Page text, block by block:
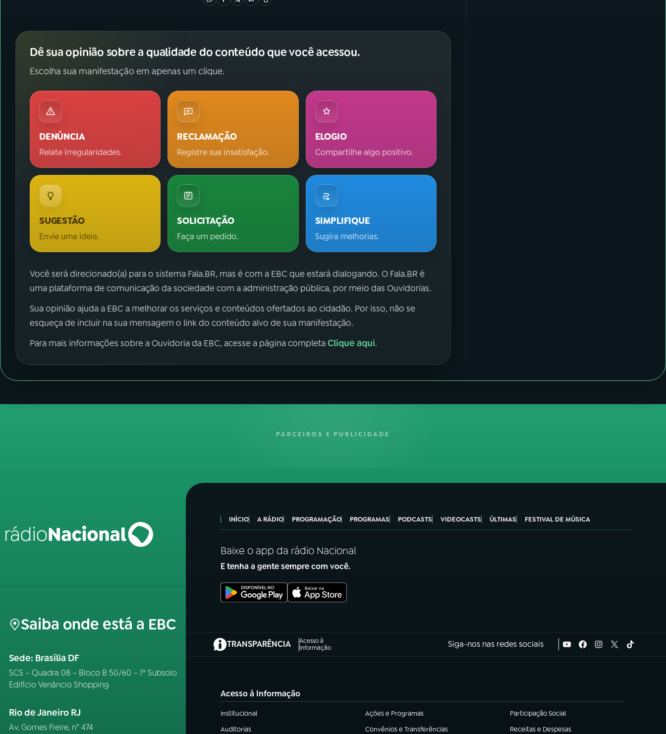
Dê sua opinião sobre a qualidade do conteúdo que você acessou.
Escolha sua manifestação em apenas um clique.
DENÚNCIA
Relate irregularidades.
RECLAMAÇÃO
Registre sua insatisfação.
ELOGIO
Compartilhe algo positivo.
SUGESTÃO
Envie uma ideia.
SOLICITAÇÃO
Faça um pedido.
SIMPLIFIQUE
Sugira melhorias.
Você será direcionado(a) para o sistema Fala.BR, mas é com a EBC que estará dialogando. O Fala.BR é
uma plataforma de comunicação da sociedade com a administração pública, por meio das Ouvidorias.
Sua opinião ajuda a EBC a melhorar os serviços e conteúdos ofertados ao cidadão. Por isso, não se
esqueça de incluir na sua mensagem o link do conteúdo alvo de sua manifestação.
Para mais informações sobre a Ouvidoria da EBC, acesse a página completaClique aqui.
PARCEIROS E PUBLICIDADE
Saiba onde está a EBC
Sede: Brasília DF
SCS – Quadra 08 – Bloco B 50/60 – 1º Subsolo
Edifício Venâncio Shopping
Rio de Janeiro RJ
Av. Gomes Freire, n° 474
INÍCIO A RÁDIO PROGRAMAÇÃO PROGRAMAS PODCASTS VIDEOCASTS ÚLTIMAS FESTIVAL DE MÚSICA
Baixe o app da rádio Nacional
E tenha a gente sempre com você.
TRANSPARÊNCIA
Acesso à
Informação
(abre em nova aba) Siga-nos nas redes sociais
Acesso à Informação
Institucional
(abre em nova aba) Ações e Programas
(abre em nova aba) Participação Social
(abre em nova aba)
Auditorias
(abre em nova aba) Convênios e Transferências
(abre em nova aba) Receitas e Despesas
(abre em nova aba)